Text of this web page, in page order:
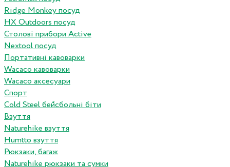
Ridge Monkey посуд
HX Outdoors посуд
Столові прибори Active
Nextool посуд
Портативні кавоварки
Wacaco кавоварки
Wacaco аксесуари
Спорт
Cold Steel бейсбольні біти
Взуття
Naturehike взуття
Humtto взуття
Рюкзаки, багаж
Naturehike рюкзаки та сумки